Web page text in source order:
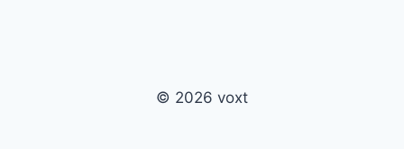
© 2026 voxt